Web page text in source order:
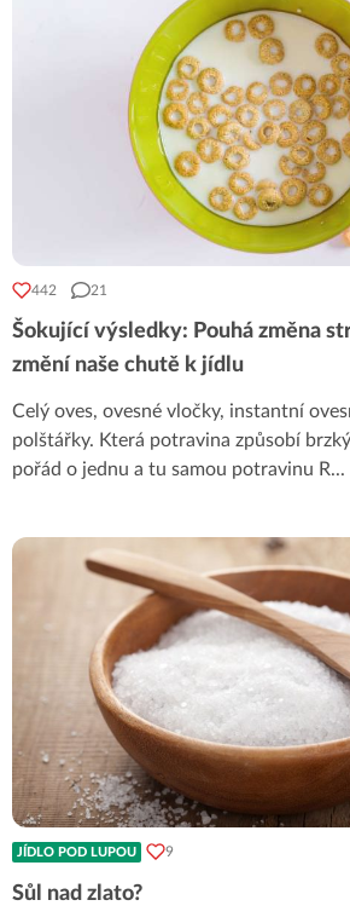
442 21
Šokující výsledky: Pouhá změna
změní naše chutě k jídlu
Celý oves, ovesné vločky, instantní
polštářky. Která potravina způsobí
pořád o jednu a tu samou potravinu R...
JÍDLO POD LUPOU 9
Sůl nad zlato?